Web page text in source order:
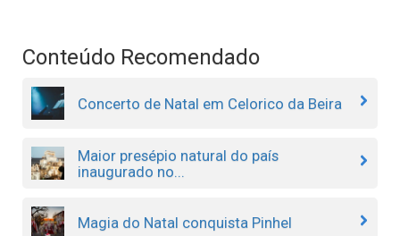
Conteúdo Recomendado
Concerto de Natal em Celorico da Beira
Maior presépio natural do país
inaugurado no...
Magia do Natal conquista Pinhel